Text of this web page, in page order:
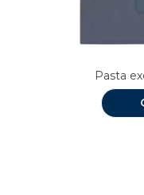
Pasta